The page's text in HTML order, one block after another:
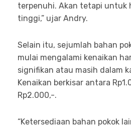
terpenuhi. Akan tetapi untuk
tinggi,” ujar Andry.
Selain itu, sejumlah bahan
mulai mengalami kenaikan
signifikan atau masih dalam
Kenaikan berkisar antara
Rp2.000,-.
“Ketersediaan bahan pokok